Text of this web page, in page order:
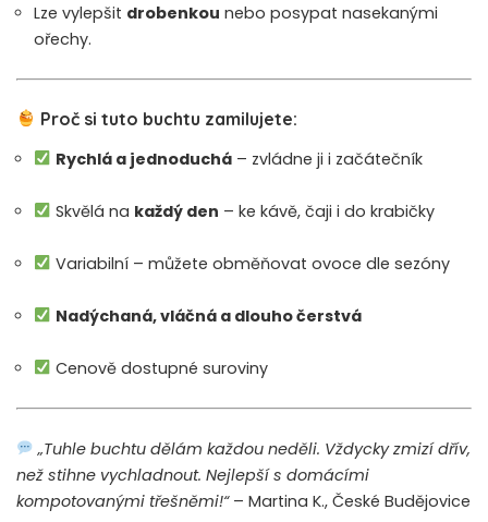
Lze vylepšit drobenkou nebo posypat nasekanými
ořechy.
Proč si tuto buchtu zamilujete:
Rychlá a jednoduchá – zvládne ji i začátečník
Skvělá na každý den – ke kávě, čaji i do krabičky
Variabilní – můžete obměňovat ovoce dle sezóny
Nadýchaná, vláčná a dlouho čerstvá
Cenově dostupné suroviny
„Tuhle buchtu dělám každou neděli. Vždycky zmizí dřív,
než stihne vychladnout. Nejlepší s domácími
kompotovanými třešněmi!“– Martina K., České Budějovice